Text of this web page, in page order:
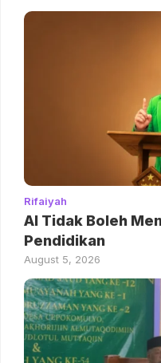
Rifaiyah
AI Tidak Boleh
Pendidikan
August 5, 2026